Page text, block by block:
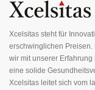
an:
Xcelsitas steht für
erschwinglichen Preisen.
wir mit unserer
eine solide
Xcelsitas leitet sich vom